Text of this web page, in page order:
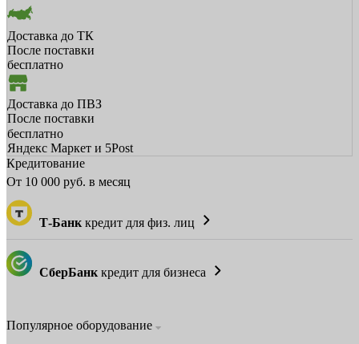
Доставка до ТК
После поставки
бесплатно
Доставка до ПВЗ
После поставки
бесплатно
Яндекс Маркет и 5Post
Кредитование
От 10 000 руб. в месяц
Т-Банк кредит для физ. лиц
СберБанк кредит для бизнеса
Популярное оборудование